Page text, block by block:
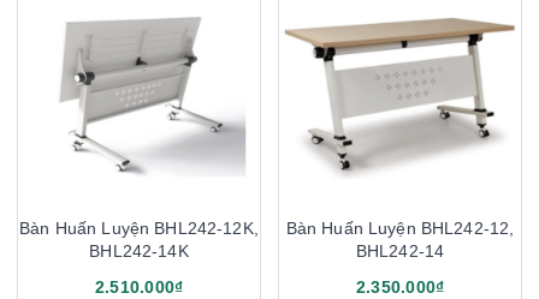
Bàn Huấn Luyện BHL242-12K,
BHL242-14K
2.510.000₫
Bàn Huấn Luyện BHL242-12,
BHL242-14
2.350.000₫